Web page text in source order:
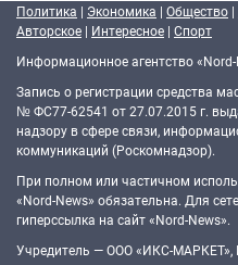
Политика | Экономика | Общество |
Авторское | Интересное | Спорт
Информационное агентство «Nord-
Запись о регистрации средства
№ ФС77-62541 от 27.07.2015 г.
надзору в сфере связи,
коммуникаций (Роскомнадзор).
При полном или частичном
«Nord-News» обязательна. Для
гиперссылка на сайт «Nord-News».
Учредитель — ООО «ИКС-